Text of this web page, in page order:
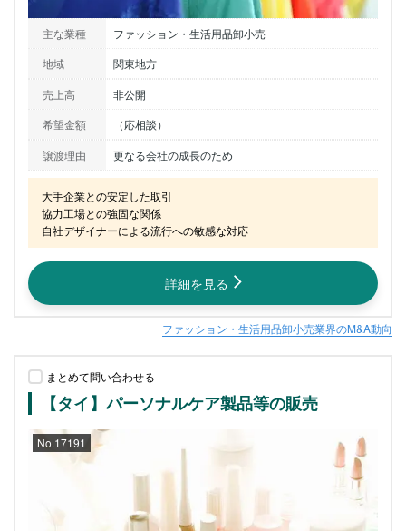
主な業種
ファッション・生活用品卸小売
地域
関東地方
売上高
非公開
希望金額
（応相談）
譲渡理由
更なる会社の成長のため
大手企業との安定した取引
協力工場との強固な関係
自社デザイナーによる流行への敏感な対応
詳細を見る
ファッション・生活用品卸小売業界のM&A動向
まとめて問い合わせる
【タイ】パーソナルケア製品等の販売
No.17191